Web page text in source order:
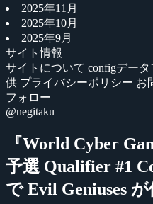
2025年11月
2025年10月
2025年9月
サイト情報
サイトについて configデー
供 プライバシーポリシー お
フォロー
@negitaku
『World Cyber
予選 Qualifier #1
で Evil Geniuses